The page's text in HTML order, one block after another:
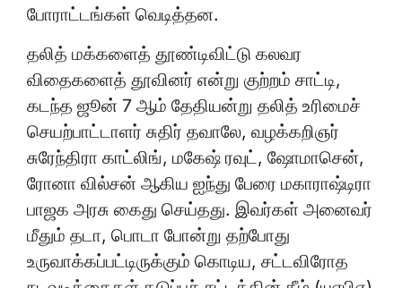
போராட்டங்கள் வெடித்தன.
தலித் மக்களைத் தூண்டிவிட்டு கலவர
விதைகளைத் தூவினர் என்று குற்றம் சாட்டி,
கடந்த ஜூன் 7 ஆம் தேதியன்று தலித் உரிமைச்
செயற்பாட்டாளர் சுதிர் தவாலே, வழக்கறிஞர்
சுரேந்திரா காட்லிங், மகேஷ் ரவுட், ஷோமாசென்,
ரோனா வில்சன் ஆகிய ஐந்து பேரை மகாராஷ்டிரா
பாஜக அரசு கைது செய்தது. இவர்கள் அனைவர்
மீதும் தடா, பொடா போன்று தற்போது
உருவாக்கப்பட்டிருக்கும் கொடிய, சட்டவிரோத